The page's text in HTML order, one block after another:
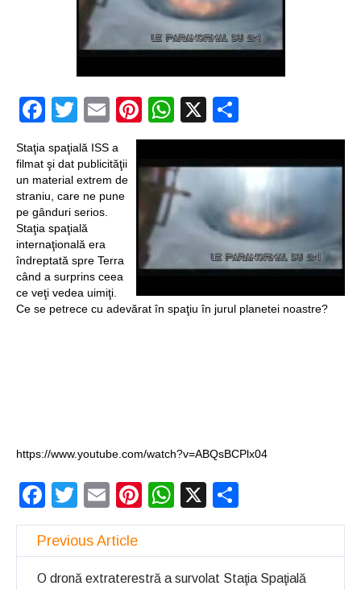
un craniu de
dinozaur Mongoliei
Mulţi soldaţi
canadieni sunt
Timna Park şi
Solomon
Salvat de la înec de
fiinţe verzi
Fenomen straniu pe
Turcia
Facebook
Twitter
EmailPinterest
WhatsApp
X
Staţia spaţială ISS a
filmat şi dat publicităţii
un material extrem de
straniu, care ne pune
pe gânduri serios.
Staţia spaţială
internaţională era
îndreptată spre Terra
când a surprins ceea
ce veţi vedea uimiţi.
Ce se petrece cu adevărat în spaţiu în jurul planetei noastre?
https://www.youtube.com/watch?v=ABQsBCPlx04
Facebook
Twitter
EmailPinterest
WhatsApp
X
Previous Article
O dronă extraterestră a survolat Staţia Spaţială